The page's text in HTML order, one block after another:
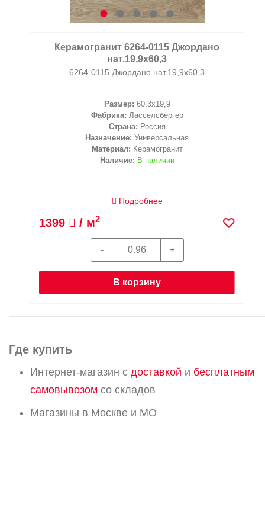
Керамогранит 6264-0115 Джордано
нат.19,9х60,3
6264-0115 Джордано нат.19,9х60,3
Размер: 60,3x19,9
Фабрика: Ласселсбергер
Страна: Россия
Назначение: Универсальная
Материал: Керамогранит
Наличие: В наличии
Подробнее
1399 / м2
В корзину
Где купить
Интернет-магазин с доставкой и бесплатным
самовывозом со складов
Магазины в Москве и МО